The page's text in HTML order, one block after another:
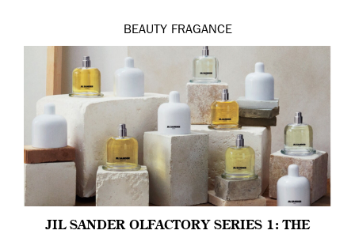
BEAUTY FRAGANCE
JIL SANDER OLFACTORY SERIES 1: THE